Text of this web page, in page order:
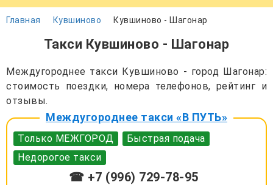
Главная Кувшиново Кувшиново - Шагонар
Такси Кувшиново - Шагонар
Междугороднее такси Кувшиново - город Шагонар:
стоимость поездки, номера телефонов, рейтинг и
отзывы.
Междугороднее такси «В ПУТЬ»
Только МЕЖГОРОД
Быстрая подача
Недорогое такси
☎ +7 (996) 729-78-95